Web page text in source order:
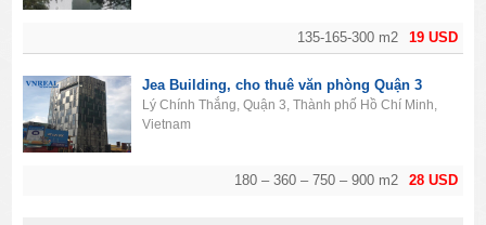
19 USD
135-165-300 m2
28 USD
180 – 360 – 750 – 900 m2
Jea Building, cho thuê văn phòng Quận 3
Lý Chính Thắng, Quận 3, Thành phố Hồ Chí Minh,
Vietnam